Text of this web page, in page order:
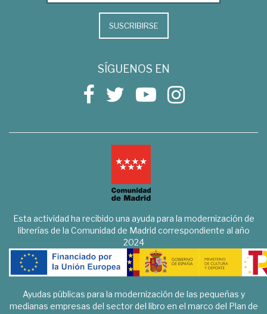
SUSCRIBIRSE
SÍGUENOS EN
Esta actividad ha recibido una ayuda para la modernización de
librerías de la Comunidad de Madrid correspondiente al año
2024
Ayudas públicas para la modernización de las pequeñas y
medianas empresas del sector del libro en el marco del Plan de